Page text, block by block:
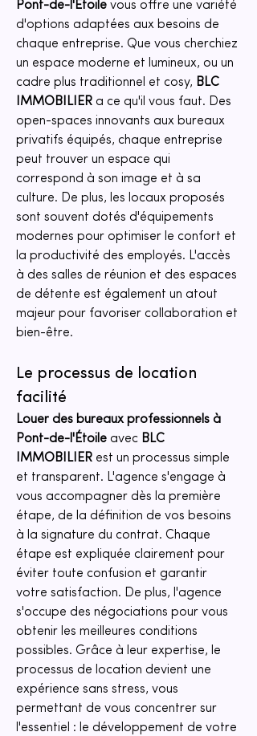
Pont-de-l'Étoile vous offre une variété
d'options adaptées aux besoins de
chaque entreprise. Que vous cherchiez
un espace moderne et lumineux, ou un
cadre plus traditionnel et cosy, BLC
IMMOBILIER a ce qu'il vous faut. Des
open-spaces innovants aux bureaux
privatifs équipés, chaque entreprise
peut trouver un espace qui
correspond à son image et à sa
culture. De plus, les locaux proposés
sont souvent dotés d'équipements
modernes pour optimiser le confort et
la productivité des employés. L'accès
à des salles de réunion et des espaces
de détente est également un atout
majeur pour favoriser collaboration et
bien-être.
Le processus de location
facilité
Louer des bureaux professionnels à
Pont-de-l'Étoile avec BLC
IMMOBILIER est un processus simple
et transparent. L'agence s'engage à
vous accompagner dès la première
étape, de la définition de vos besoins
à la signature du contrat. Chaque
étape est expliquée clairement pour
éviter toute confusion et garantir
votre satisfaction. De plus, l'agence
s'occupe des négociations pour vous
obtenir les meilleures conditions
possibles. Grâce à leur expertise, le
processus de location devient une
expérience sans stress, vous
permettant de vous concentrer sur
l'essentiel : le développement de votre